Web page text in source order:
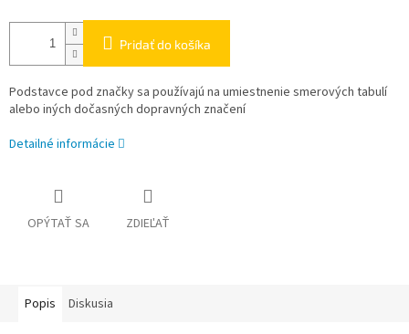
Pridať do košíka
Podstavce pod značky sa používajú na umiestnenie smerových tabulí
alebo iných dočasných dopravných značení
Detailné informácie
OPÝTAŤ SA ZDIEĽAŤ
Popis Diskusia